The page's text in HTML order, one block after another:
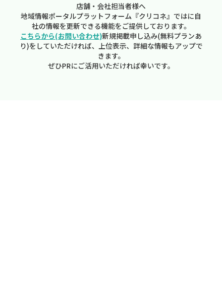
店舗・会社担当者様へ
地域情報ポータルプラットフォーム『クリコネ』ではに自
社の情報を更新できる機能をご提供しております。
こちらから(お問い合わせ)新規掲載申し込み(無料プランあ
り)をしていただければ、上位表示、詳細な情報もアップで
きます。
ぜひPRにご活用いただければ幸いです。